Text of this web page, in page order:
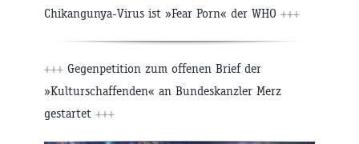
Chikangunya-Virus ist »Fear Porn« der WHO +++
+++ Gegenpetition zum offenen Brief der
»Kulturschaffenden« an Bundeskanzler Merz
gestartet +++